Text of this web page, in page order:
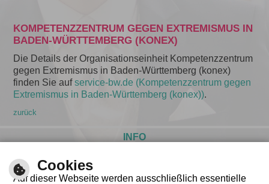
KOMPETENZZENTRUM GEGEN EXTREMISMUS IN
BADEN-WÜRTTEMBERG (KONEX)
Die Details der Organisationseinheit Kompetenzzentrum
gegen Extremismus in Baden-Württemberg (konex)
finden Sie aufservice-bw.de (Kompetenzzentrum gegen
Extremismus in Baden-Württemberg (konex)).
zurück
INFO
Cookies
Auf dieser Webseite werden ausschließlich essentielle